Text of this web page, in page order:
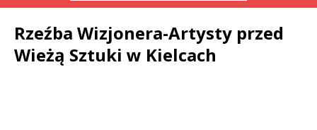
Rzeźba Wizjonera-Artysty przed
Wieżą Sztuki w Kielcach